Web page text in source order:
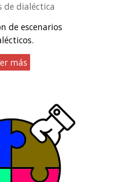
de dialéctica
de escenarios
más